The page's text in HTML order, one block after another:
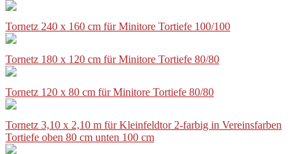
Tornetz 240 x 160 cm für Minitore Tortiefe 100/100
Tornetz 180 x 120 cm für Minitore Tortiefe 80/80
Tornetz 120 x 80 cm für Minitore Tortiefe 80/80
Tornetz 3,10 x 2,10 m für Kleinfeldtor 2-farbig in Vereinsfarben
Tortiefe oben 80 cm unten 100 cm